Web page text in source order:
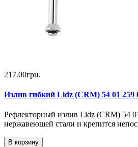
217.00грн.
Излив гибкий Lidz (CRM) 54 01 259
Рефлекторный излив Lidz (CRM) 54
нержавеющей стали и крепится
В корзину